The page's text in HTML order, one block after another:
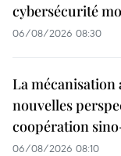
cybersécurité
06/08/2026 08:30
La
nouvelles
coopération
06/08/2026 08:10